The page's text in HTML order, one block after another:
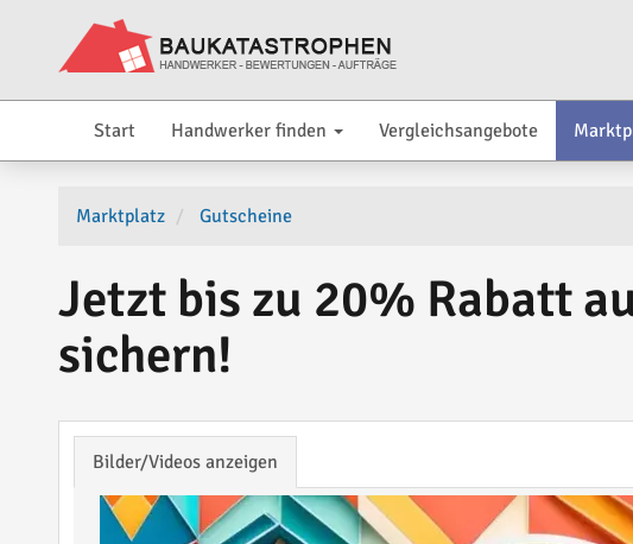
Start Handwerker finden Vergleichsangebote
Marktplatz Gutscheine
Jetzt bis zu 20% Rabatt
sichern!
Bilder/Videos anzeigen